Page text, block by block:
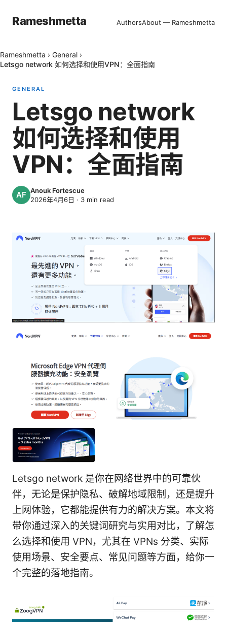
Rameshmetta AuthorsAbout — Rameshmetta
Rameshmetta › General ›
Letsgo network 如何选择和使用VPN：全面指南
GENERAL
Letsgo network
如何选择和使用
VPN：全面指南
Anouk Fortescue
2026年4月6日 · 3 min read
Letsgo network 是你在网络世界中的可靠伙
伴，无论是保护隐私、破解地域限制，还是提升
上网体验，它都能提供有力的解决方案。本文将
带你通过深入的关键词研究与实用对比，了解怎
么选择和使用 VPN，尤其在 VPNs 分类、实际
使用场景、安全要点、常见问题等方面，给你一
个完整的落地指南。